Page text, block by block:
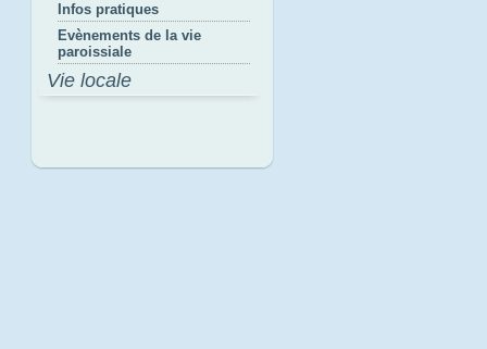
Infos pratiques
Evènements de la vie
paroissiale
Vie locale